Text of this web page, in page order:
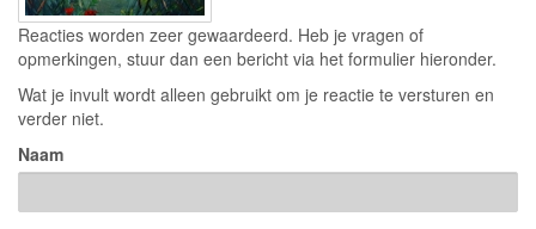
Reacties worden zeer gewaardeerd. Heb je vragen of
opmerkingen, stuur dan een bericht via het formulier hieronder.
Wat je invult wordt alleen gebruikt om je reactie te versturen en
verder niet.
Naam